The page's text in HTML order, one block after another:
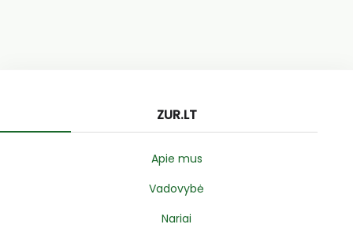
ZUR.LT
Apie mus
Vadovybė
Nariai